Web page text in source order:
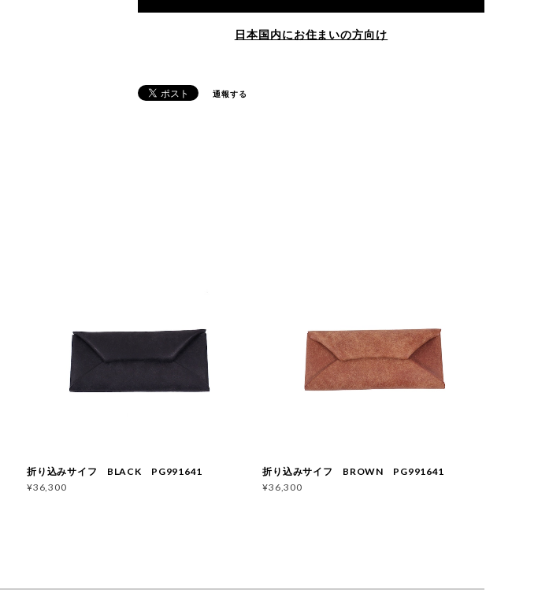
日本国内にお住まいの方向け
通報する
折り込みサイフ BLACK PG991641
¥36,300
折り込みサイフ BROWN PG991641
¥36,300